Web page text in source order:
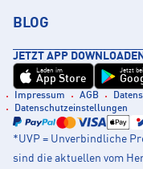
BLOG
JETZT APP
Laden im
App Store
Jetzt bei
Impressum AGB
Datenschutzeinstellungen
*UVP = Unverbindliche
sind die aktuellen vom